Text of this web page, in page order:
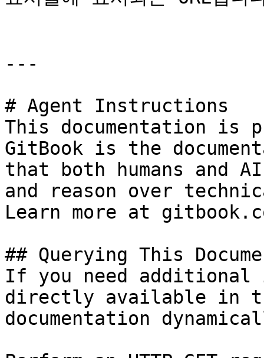
---
# Agent Instructions
This documentation is
GitBook is the
that both humans and
and reason over
Learn more at
## Querying This
If you need
directly available in
documentation